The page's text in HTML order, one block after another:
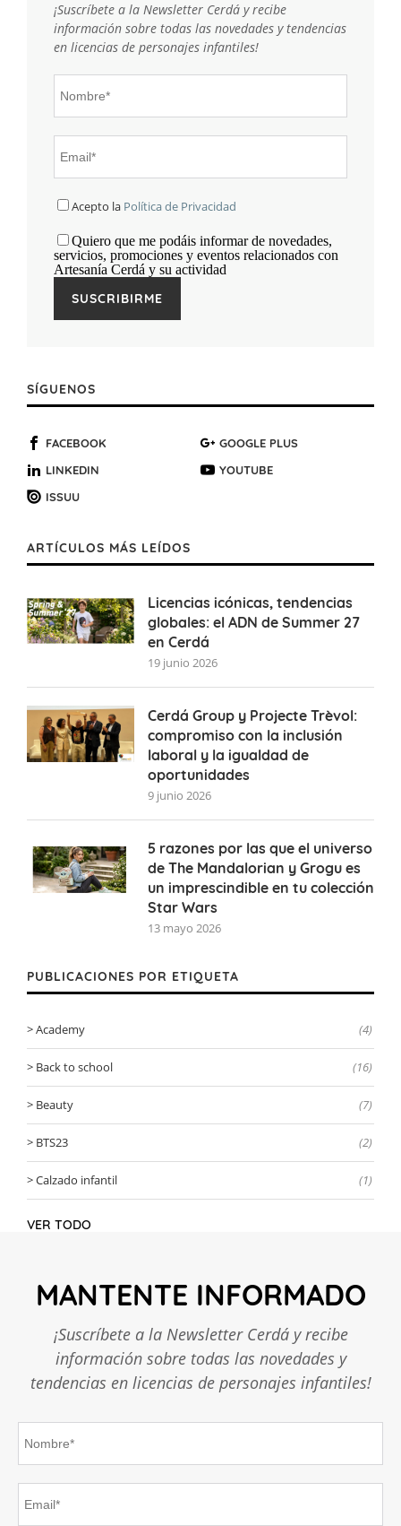
¡Suscríbete a la Newsletter Cerdá y recibe
información sobre todas las novedades y tendencias
en licencias de personajes infantiles!
Acepto la Política de Privacidad
Quiero que me podáis informar de novedades,
servicios, promociones y eventos relacionados con
Artesanía Cerdá y su actividad
SÍGUENOS
FACEBOOK
GOOGLE PLUS
LINKEDIN
YOUTUBE
ISSUU
ARTÍCULOS MÁS LEÍDOS
Licencias icónicas, tendencias
globales: el ADN de Summer 27
en Cerdá
19 junio 2026
Cerdá Group y Projecte Trèvol:
compromiso con la inclusión
laboral y la igualdad de
oportunidades
9 junio 2026
5 razones por las que el universo
de The Mandalorian y Grogu es
un imprescindible en tu colección
Star Wars
13 mayo 2026
PUBLICACIONES POR ETIQUETA
Academy (4)
Back to school (16)
Beauty (7)
BTS23 (2)
Calzado infantil (1)
VER TODO
MANTENTE INFORMADO
¡Suscríbete a la Newsletter Cerdá y recibe
información sobre todas las novedades y
tendencias en licencias de personajes infantiles!